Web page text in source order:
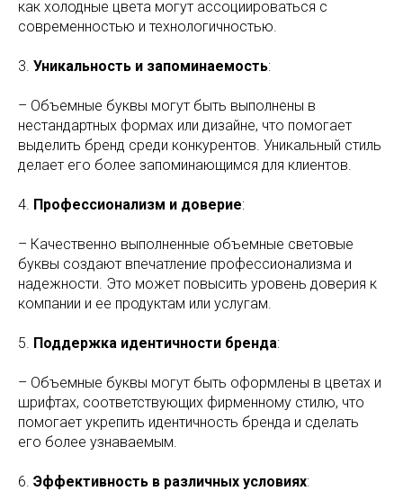
как холодные цвета могут ассоциироваться с
современностью и технологичностью.
3. Уникальность и запоминаемость:
– Объемные буквы могут быть выполнены в
нестандартных формах или дизайне, что помогает
выделить бренд среди конкурентов. Уникальный стиль
делает его более запоминающимся для клиентов.
4. Профессионализм и доверие:
– Качественно выполненные объемные световые
буквы создают впечатление профессионализма и
надежности. Это может повысить уровень доверия к
компании и ее продуктам или услугам.
5. Поддержка идентичности бренда:
– Объемные буквы могут быть оформлены в цветах и
шрифтах, соответствующих фирменному стилю, что
помогает укрепить идентичность бренда и сделать
его более узнаваемым.
6. Эффективность в различных условиях: